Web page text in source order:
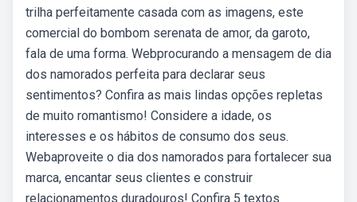
trilha perfeitamente casada com as imagens, este
comercial do bombom serenata de amor, da garoto,
fala de uma forma. Webprocurando a mensagem de dia
dos namorados perfeita para declarar seus
sentimentos? Confira as mais lindas opções repletas
de muito romantismo! Considere a idade, os
interesses e os hábitos de consumo dos seus.
Webaproveite o dia dos namorados para fortalecer sua
marca, encantar seus clientes e construir
relacionamentos duradouros! Confira 5 textos